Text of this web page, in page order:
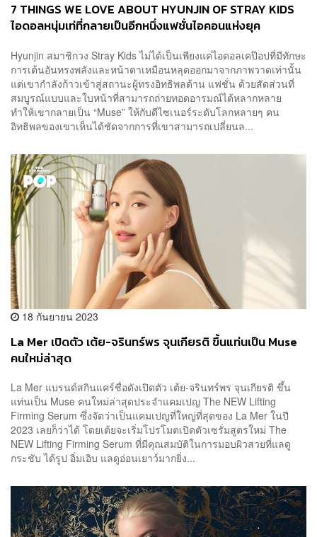
7 THINGS WE LOVE ABOUT HYUNJIN OF STRAY KIDS
ไอดอลหนุ่มเท่ที่กลายเป็นอีกหนึ่งแฟชั่นไอคอนแห่งยุค
Hyunjin สมาชิกวง Stray Kids ไม่ได้เป็นเพียงแค่ไอดอลเคป๊อปที่มีทักษะ
การเต้นอันทรงพลังและหน้าตาเหมือนหลุดออกมาจากภาพวาดเท่านั้น
แต่เขากำลังก้าวเข้าสู่สถานะผู้ทรงอิทธิพลด้าน แฟชั่น ด้วยสัดส่วนที่
สมบูรณ์แบบและใบหน้าที่สามารถถ่ายทอดอารมณ์ได้หลากหลาย
ทำให้เขากลายเป็น “Muse” ให้กับดีไซเนอร์ระดับโลกหลายๆ คน
อิทธิพลของเขาเห็นได้ชัดจากการที่เขาสามารถเปลี่ยนล...
18 กันยายน 2023
La Mer เปิดตัว เต้ย-จรินทร์พร จุนเกียรติ ขึ้นแท่นเป็น Muse
คนใหม่ล่าสุด
La Mer แบรนด์สกินแคร์ชื่อดังเปิดตัว เต้ย-จรินทร์พร จุนเกียรติ ขึ้น
แท่นเป็น Muse คนใหม่ล่าสุดประจำแคมเปญ The NEW Lifting
Firming Serum ซึ่งจัดว่าเป็นแคมเปญที่ใหญ่ที่สุดของ La Mer ในปี
2023 เลยก็ว่าได้ โดยเต้ยจะเริ่มโปรโมตเปิดตัวเซรั่มสูตรใหม่ The
NEW Lifting Firming Serum ที่มีคุณสมบัติในการมอบผิวสวยที่แลดู
กระชับ ได้รูป อิ่มเอิบ แลดูอ่อนเยาว์มากยิ่ง...